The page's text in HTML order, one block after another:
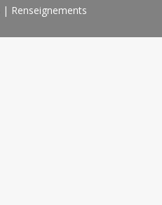
Renseignements